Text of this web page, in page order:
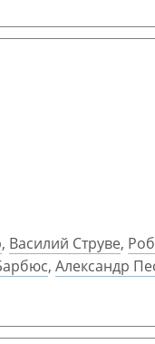
, Василий Струве,
, Александр